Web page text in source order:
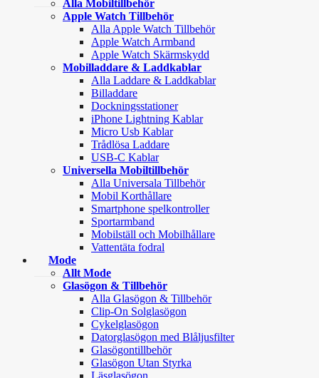
Alla Mobiltillbehör
Apple Watch Tillbehör
Alla Apple Watch Tillbehör
Apple Watch Armband
Apple Watch Skärmskydd
Mobilladdare & Laddkablar
Alla Laddare & Laddkablar
Billaddare
Dockningsstationer
iPhone Lightning Kablar
Micro Usb Kablar
Trådlösa Laddare
USB-C Kablar
Universella Mobiltillbehör
Alla Universala Tillbehör
Mobil Korthållare
Smartphone spelkontroller
Sportarmband
Mobilställ och Mobilhållare
Vattentäta fodral
Mode
Allt Mode
Glasögon & Tillbehör
Alla Glasögon & Tillbehör
Clip-On Solglasögon
Cykelglasögon
Datorglasögon med Blåljusfilter
Glasögontillbehör
Glasögon Utan Styrka